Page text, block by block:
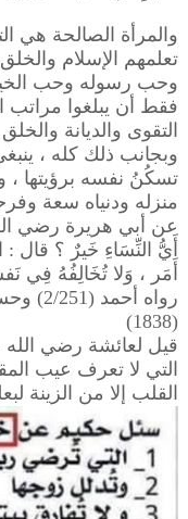
والمرأة الصالحة هي
تعلمهم الإسلام
وحب رسوله وحب
فقط أن يبلغوا مراتب
التقوى والديانة
وبجانب ذلك كله ،
تسكُنُ نفسه برؤيتها ،
منزله ودنياه سعة
عن أبي هريرة رضي
أَيُّ النِّسَاءِ خَيرٌ ؟ قال :
أَمَر ، وَلا تُخَالِفُهُ فِي
رواه
(1838)
قيل لعائشة رضي
التي لا تعرف عيب
القلب إلا من الزينة